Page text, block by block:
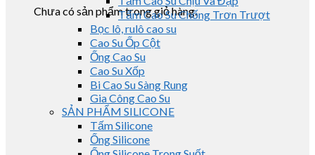
Chưa có sản phẩm trong giỏ hàng.
Tấm Cao Su Chống Trơn Trượt
Bọc lô, rulô cao su
Cao Su Ốp Cột
Ống Cao Su
Cao Su Xốp
Bi Cao Su Sàng Rung
Gia Công Cao Su
SẢN PHẨM SILICONE
Tấm Silicone
Ống Silicone